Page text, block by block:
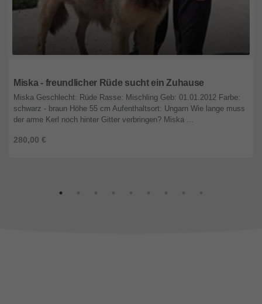
Miska - freundlicher Rüde sucht ein Zuhause
280,00 €
Miska Geschlecht: Rüde Rasse: Mischling Geb: 01.01.2012 Farbe:
schwarz - braun Höhe 55 cm Aufenthaltsort: Ungarn Wie lange muss
der arme Kerl noch hinter Gitter verbringen? Miska ...